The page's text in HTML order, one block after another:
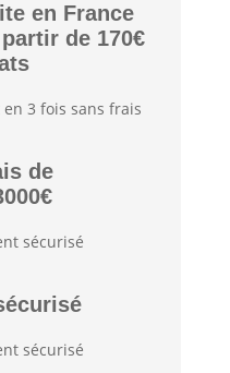
en France
de 170€
de